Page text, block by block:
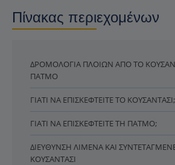
Πίνακας περιεχομένων
ΔΡΟΜΟΛΌΓΙΑ ΠΛΟΊΩΝ ΑΠΌ ΤΟ
ΠΆΤΜΟ
ΓΙΑΤΊ ΝΑ ΕΠΙΣΚΕΦΤΕΊΤΕ ΤΟ ΚΟΥΣΆΝΤΑΣΙ;
ΓΙΑΤΊ ΝΑ ΕΠΙΣΚΕΦΤΕΊΤΕ ΤΗ ΠΆΤΜΟ;
ΔΙΕΎΘΥΝΣΗ ΛΙΜΈΝΑ ΚΑΙ
ΚΟΥΣΆΝΤΑΣΙ